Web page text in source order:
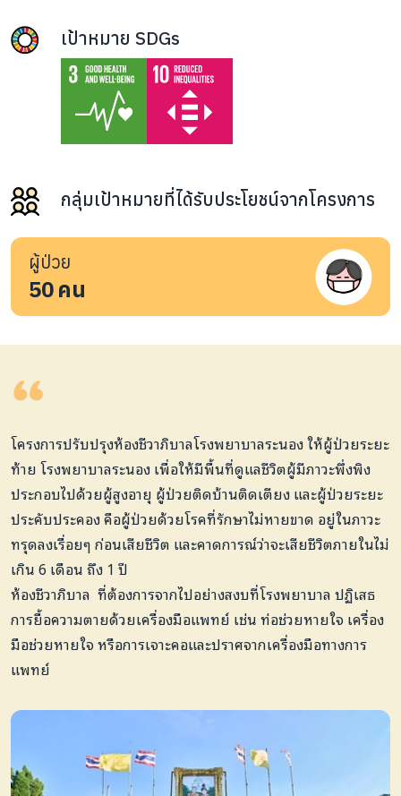
เป้าหมาย SDGs
กลุ่มเป้าหมายที่ได้รับประโยชน์จากโครงการ
ผู้ป่วย
50คน
โครงการปรับปรุงห้องชีวาภิบาลโรงพยาบาลระนอง ให้ผู้ป่วยระยะ
ท้าย โรงพยาบาลระนอง เพื่อให้มีพื้นที่ดูแลชีวิตผู้มีภาวะพึ่งพิง
ประกอบไปด้วยผู้สูงอายุ ผู้ป่วยติดบ้านติดเตียง และผู้ป่วยระยะ
ประคับประคอง คือผู้ป่วยด้วยโรคที่รักษาไม่หายขาด อยู่ในภาวะ
ทรุดลงเรื่อยๆ ก่อนเสียชีวิต และคาดการณ์ว่าจะเสียชีวิตภายในไม่
เกิน 6 เดือน ถึง 1 ปี
ห้องชีวาภิบาล ที่ต้องการจากไปอย่างสงบที่โรงพยาบาล ปฏิเสธ
การยื้อความตายด้วยเครื่องมือแพทย์ เช่น ท่อช่วยหายใจ เครื่อง
มือช่วยหายใจ หรือการเจาะคอและปราศจากเครื่องมือทางการ
แพทย์